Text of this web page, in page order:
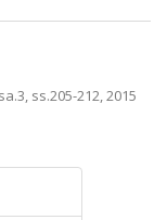
ss.205-212, 2015